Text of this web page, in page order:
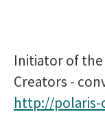
Initiator of the
Creators -
http://polaris-